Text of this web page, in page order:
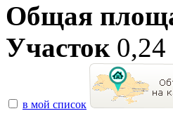
Общая
Участок 0,24
в мой список